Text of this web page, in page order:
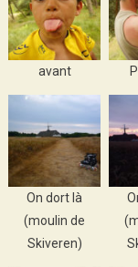
avant
On dort là
(moulin de
Skiveren)